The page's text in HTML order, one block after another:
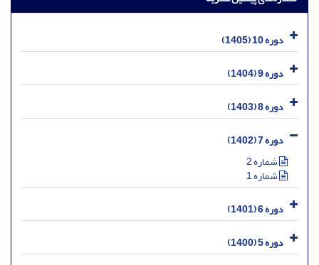
دوره 10 (1405)
دوره 9 (1404)
دوره 8 (1403)
دوره 7 (1402)
شماره 2
شماره 1
دوره 6 (1401)
دوره 5 (1400)